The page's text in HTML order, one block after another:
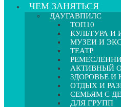
ЧЕМ ЗАНЯТЬСЯ
ДАУГАВПИЛС
ТОП10
КУЛЬТУРА И
МУЗЕИ И
ТЕАТР
АКТИВНЫЙ
ЗДОРОВЬЕ И
ОТДЫХ И
СЕМЬЯМ С
ДЛЯ ГРУПП